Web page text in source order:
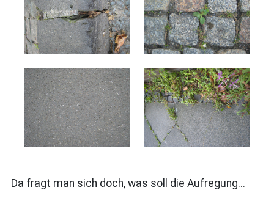
Da fragt man sich doch, was soll die Aufregung...